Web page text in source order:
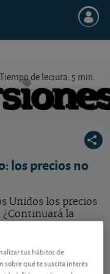
Tiempo de lectura: 5 min.
los precios no
Unidos los precios
la
tregua, poniendo
tus hábitos de
qué te suscita interés